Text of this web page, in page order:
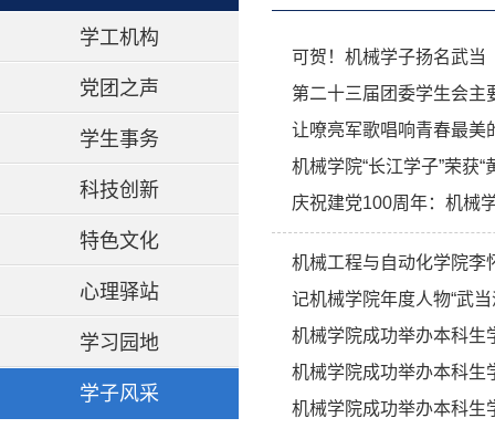
学工机构
党团之声
学生事务
科技创新
特色文化
心理驿站
学习园地
学子风采
可贺！机械学子扬名武当
第二十三届团委学生会主
让嘹亮军歌唱响青春最
机械学院“长江学子”荣获“
庆祝建党100周年：机械
机械工程与自动化学院李
记机械学院年度人物“武
机械学院成功举办本科生
机械学院成功举办本科生
机械学院成功举办本科生